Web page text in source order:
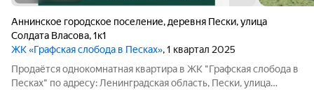
Аннинское городское поселение, деревня Пески,улица
Солдата Власова,1к1
ЖК «Графская слобода в Песках», 1 квартал 2025
Продаётся однокомнатная квартира в ЖК "Графская слобода в
Песках" по адресу: Ленинградская область, Пески, улица